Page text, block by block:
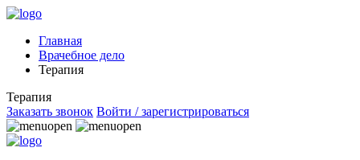
Главная
Врачебное дело
Терапия
Терапия
Заказать звонок Войти / зарегистрироваться